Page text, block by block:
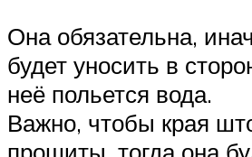
Она обязательна,
будет уносить в
неё польется вода.
Важно, чтобы края